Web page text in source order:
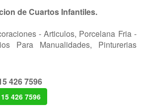
de Cuartos Infantiles.
- Articulos, Porcelana Fria -
Para Manualidades, Pinturerias
426 7596
426 7596